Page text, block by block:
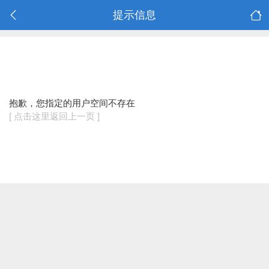
提示信息
抱歉，您指定的用户空间不存在
[ 点击这里返回上一页 ]